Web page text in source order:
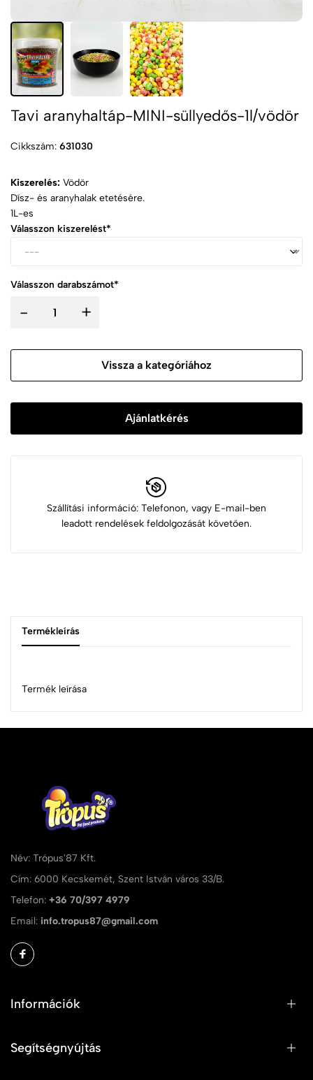
Tavi aranyhaltáp-MINI-süllyedős-1l/vödör
Cikkszám: 631030
Kiszerelés: Vödör
Dísz- és aranyhalak etetésére.
1L-es
Válasszon kiszerelést*
Válasszon darabszámot*
- +
Vissza a kategóriához
Ajánlatkérés
Szállítási információ: Telefonon, vagy E-mail-ben
leadott rendelések feldolgozását követően.
Termékleírás
Termék leírása
Név: Trópus'87 Kft.
Cím: 6000 Kecskemét, Szent István város 33/B.
Telefon: +36 70/397 4979
Email: info.tropus87@gmail.com
Információk
Segítségnyújtás